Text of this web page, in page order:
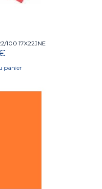
100 17X22JNE
panier